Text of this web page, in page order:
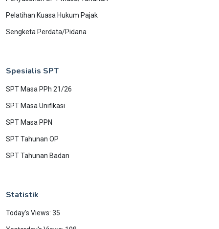
Pelatihan Kuasa Hukum Pajak
Sengketa Perdata/Pidana
Spesialis SPT
SPT Masa PPh 21/26
SPT Masa Unifikasi
SPT Masa PPN
SPT Tahunan OP
SPT Tahunan Badan
Statistik
Today's Views: 35